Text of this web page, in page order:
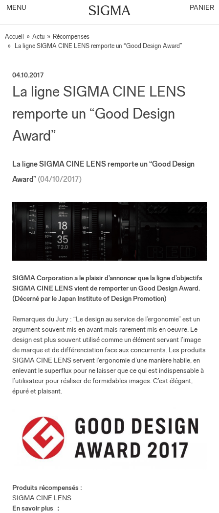
MENU PANIER
Accueil » Actu » Récompenses
»
La ligne SIGMA CINE LENS remporte un “Good Design Award”
04.10.2017
La ligne SIGMA CINE LENS
remporte un “Good Design
Award”
La ligne SIGMA CINE LENS remporte un “Good Design
Award” (04/10/2017)
SIGMA Corporation a le plaisir d’annoncer que la ligne d’objectifs
SIGMA CINE LENS vient de remporter un Good Design Award.
(Décerné par le Japan Institute of Design Promotion)
Remarques du Jury : “Le design au service de l’ergonomie” est un
argument souvent mis en avant mais rarement mis en oeuvre. Le
design est plus souvent utilisé comme un élément servant l’image
de marque et de différenciation face aux concurrents. Les produits
SIGMA CINE LENS servent l’ergonomie d’une manière habile, en
enlevant le superflux pour ne laisser que ce qui est indispensable à
l’utilisateur pour réaliser de formidables images. C’est élégant,
épuré et plaisant.
Produits récompensés :
SIGMA CINE LENS
En savoir plus ：